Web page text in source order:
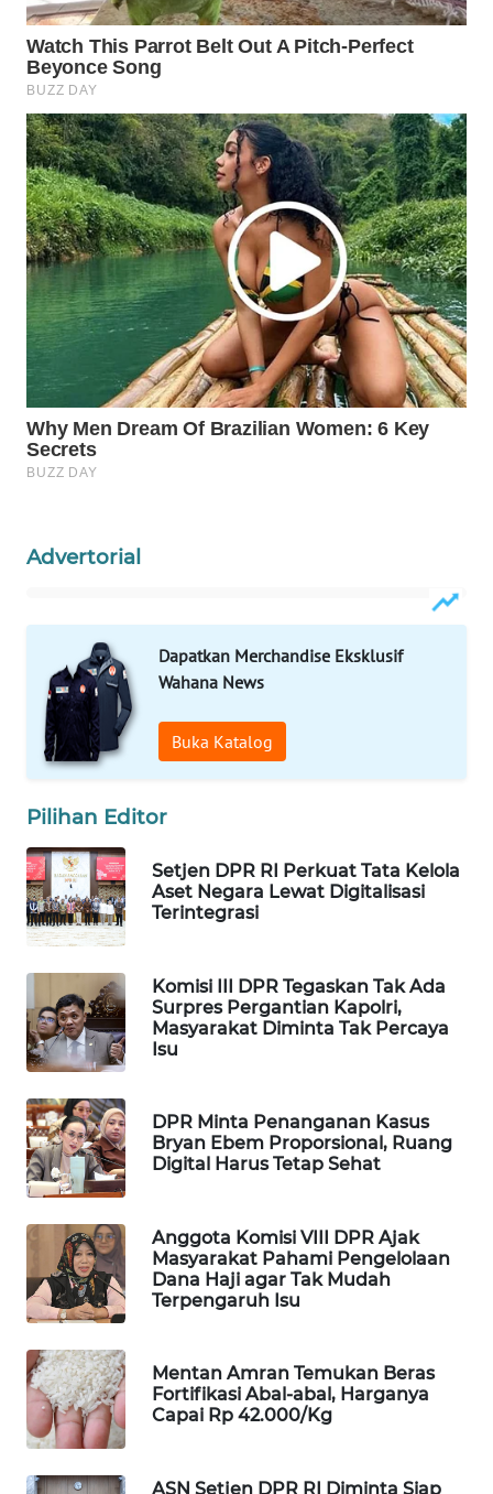
Advertorial
Dapatkan Merchandise Eksklusif
Wahana News
Buka Katalog
Pilihan Editor
Setjen DPR RI Perkuat Tata Kelola
Aset Negara Lewat Digitalisasi
Terintegrasi
Komisi III DPR Tegaskan Tak Ada
Surpres Pergantian Kapolri,
Masyarakat Diminta Tak Percaya
Isu
DPR Minta Penanganan Kasus
Bryan Ebem Proporsional, Ruang
Digital Harus Tetap Sehat
Anggota Komisi VIII DPR Ajak
Masyarakat Pahami Pengelolaan
Dana Haji agar Tak Mudah
Terpengaruh Isu
Mentan Amran Temukan Beras
Fortifikasi Abal-abal, Harganya
Capai Rp 42.000/Kg
ASN Setjen DPR RI Diminta Siap
Wahana
Media
Group
WAHANA
NEWS
WAHANA
TANI
WAHANA
ADVOKAT
WAHANA
INFRASTRUKTUR
WAHANA
KONSUMEN
LISTRIK
WAHANA
TRAVEL
WAHANA
TV
WAHANANEWS
WAHANANEWS
CO ID
WAHANANEWS
NET
WAHANA
SPORT
WAHANA
UMKM
WAHANA
WAHANA
PERSONA
WAHANA
OTOMOTIF
WAHANA